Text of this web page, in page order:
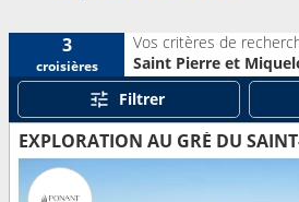
3
croisières
Vos critères de
Saint Pierre et
Filtrer
EXPLORATION AU GRÉ DU